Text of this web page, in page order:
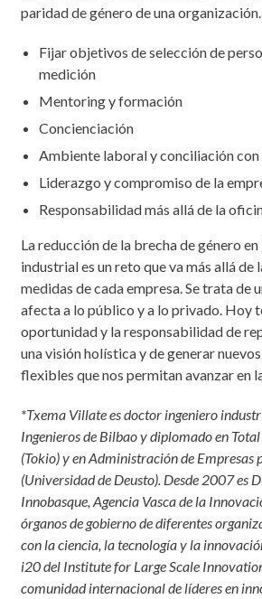
paridad de género de una organización.
Fijar objetivos de selección de
medición
Mentoring y formación
Concienciación
Ambiente laboral y conciliación con
Liderazgo y compromiso de la
Responsabilidad más allá de la
La reducción de la brecha de género
industrial es un reto que va más allá de
medidas de cada empresa. Se trata de
afecta a lo público y a lo privado. Hoy
oportunidad y la responsabilidad de
una visión holística y de generar
flexibles que nos permitan avanzar en
*Txema Villate es doctor ingeniero
Ingenieros de Bilbao y diplomado en
(Tokio) y en Administración de Empresas
(Universidad de Deusto). Desde 2007 es
Innobasque, Agencia Vasca de la
órganos de gobierno de diferentes
con la ciencia, la tecnología y la
i20 del Institute for Large Scale
comunidad internacional de líderes en